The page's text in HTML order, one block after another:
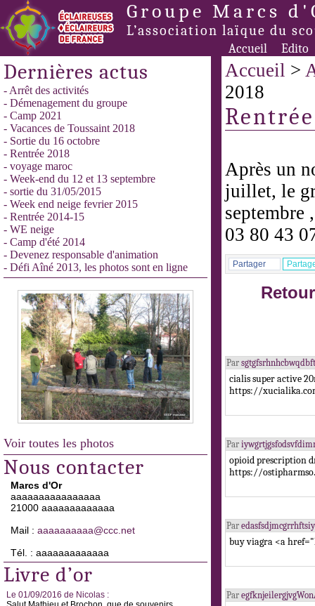
Groupe Marcs
L’association laïque du
Accueil Edito
Dernières actus
- Arrêt des activités
- Démenagement du groupe
- Camp 2021
- Vacances de Toussaint 2018
- Sortie du 16 octobre
- Rentrée 2018
- voyage maroc
- Week-end du 12 et 13 septembre
- sortie du 31/05/2015
- Week end neige fevrier 2015
- Rentrée 2014-15
- WE neige
- Camp d'été 2014
- Devenez responsable d'animation
- Défi Aîné 2013, les photos sont en ligne
Voir toutes les photos
Nous contacter
Marcs d'Or
aaaaaaaaaaaaaaaa
21000 aaaaaaaaaaaaa
Mail : aaaaaaaaaa@ccc.net
Tél. : aaaaaaaaaaaaa
Livre d’or
Le 01/09/2016 de Nicolas :
Accueil >
2018
Après un
juillet, le
septembre
03 80 43
Partager
Par
cialis super active
https://
Par
opioid prescription
https://
Par
buy viagra <a
Par